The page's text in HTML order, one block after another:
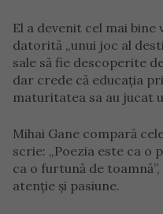
El a devenit cel mai bine
datorită „unui joc al
sale să fie descoperite
dar crede că educația
maturitatea sa au jucat
Mihai Gane compară
scrie: „Poezia este ca o
ca o furtună de
atenție și pasiune.